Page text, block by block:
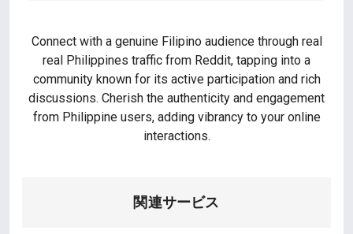
Connect with a genuine Filipino audience through real
real Philippines traffic from Reddit, tapping into a
community known for its active participation and rich
discussions. Cherish the authenticity and engagement
from Philippine users, adding vibrancy to your online
interactions.
関連サービス